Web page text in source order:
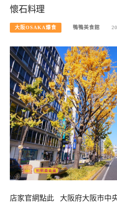
懷石料理
大阪OSAKA爆食 鴨鴨美食館
店家官網點此 大阪府大阪市中